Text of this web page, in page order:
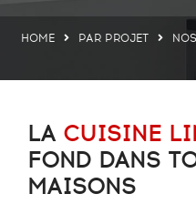
HOME PAR PROJET
LA CUISINE
FOND DANS
MAISONS